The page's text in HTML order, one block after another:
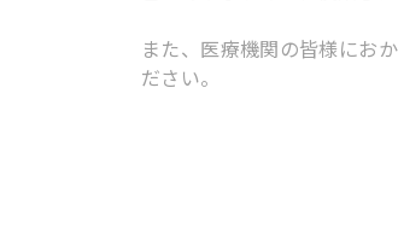
また、医療機関の皆様にお
ださい。